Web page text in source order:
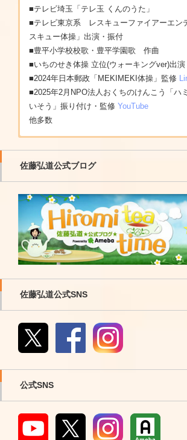
■テレビ埼玉「テレ玉 くんのうた」
■テレビ東京系 レスキューファイアーエン
スキュー体操」出演・振付
■豊平小学校校歌・豊平学園歌 作曲
■いちのせき体操 立位(ウォーキングver)出演
■2024年日本郵政「MEKIMEKI体操」監修
■2025年2月NPO法人おくちのけんこう「ハ
いそう」振り付け・監修 YouTube
他多数
■アリコジャパン
■アート引っ越しセンター
■花王・メリーズ
■キャドバリー・ジャパン株式会社・リカル
■ＮＴＴコミュニケーションズ・ＯＣＮ
■塩野義製薬・ポポンＳ
■ニチモ
■スズキ株式会社・スズキに行きたいそう！
■大阪ホーム販売株式会社「ドリームハウス」
■株式会社えがお「えがおの黒酢」「深海鮫
めだま）」
■株式会社ヤマノクリエイツ「てつ棒ぐるり
指導
■株式会社ムーンスター「チロリアン キャロ
■財団法人21世紀職業財団「仕事と家庭を考
■日本喫煙具協会 ライター安全大使
■おかあさんといっしょ
(1993年4月5日-2005年4月1日)第10代たいそ
■おかあさんといっしょ あそびだいすき！
年3月)
■ETV50こどもの日SP懐かしの人気キャラ
■時代体操の集合もう一度見たい教育テレビ
■課外授業ようこそ先輩 -出身の日体荏原高
■生中継 ふるさと一番！(2010年4月) -旅
■おとうさんといっしょ
■もっとモットおかあさんといっしょ
■スタジオパーク
■ぐるっと関西
■遊び戦士 イチジョウマン７のナレーション
■NHK認知症キャンペーン｜認知症予防運動
■伝えてピカッチ
■テレビスポーツ教室
■スクスクのっぽくん
■mamma-mama マンマ・マーマ
■朝日新聞デジタル「体操のお兄さんと学ぶ
■朝日新聞デジタル「ひろみちお兄さんと息
換日記」
■プレジデントファミリー 2013年8月号 プ
■日体大OB座談会
■「国際森林デー2014 みどりの地球」 雑
■平成夫婦善哉 16［佐藤弘道・久美子］ 週
5月2日号
■東京ガス「暮らしカフェtalk」・「街の女神
れる、“普通のくらし”のありがたさ
■イクメン雑誌 FQ JAPAN・“運動遊び”育児
■エンタステージ『現代狂言Ⅹ』全国ツアー
ず、楽しく、元気が一番
■北海道新聞で「道新フォーラム」
ぼうね！」
■祥伝社「ひろみちお兄さんの気持ちいいカ
つでもどこでも”ながら体操”でダイエット」
■株式会社ぎょうせい『教育実践ライブラリ
さと”と私」執筆Link
他多数…詳細情報はこちら
佐藤弘道公式ブログ
佐藤弘道公式SNS
公式SNS